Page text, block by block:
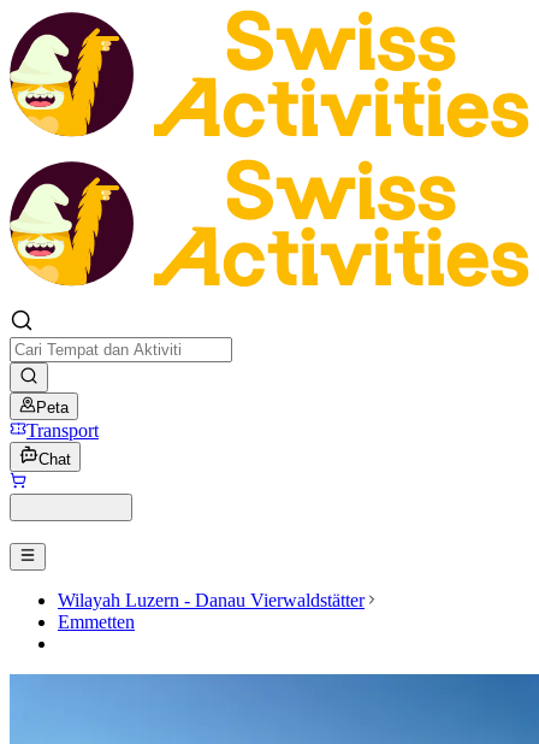
Peta
Transport
Chat
Wilayah Luzern - Danau Vierwaldstätter
Emmetten